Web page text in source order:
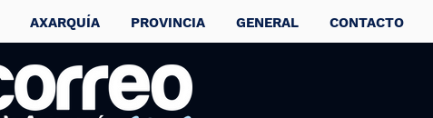
AXARQUÍA PROVINCIA GENERAL CONTACTO